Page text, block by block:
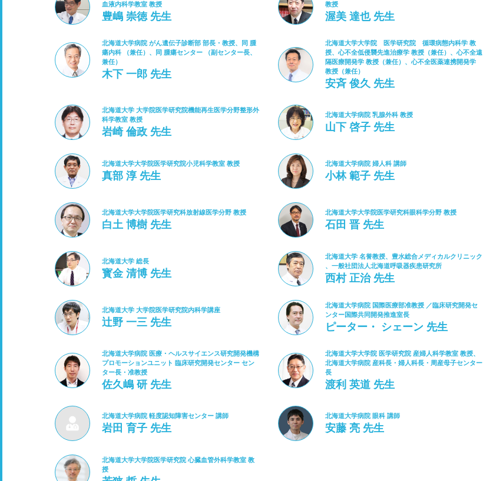
血液内科学教室 教授
豊嶋 崇徳 先生
教授
渥美 達也 先生
北海道大学病院 がん遺伝子診断部 部長・教授、同 腫
瘍内科 （兼任）、同 腫瘍センター （副センター長、
兼任）
木下 一郎 先生
北海道大学大学院 医学研究院 循環病態内科学 教
授、心不全低侵襲先進治療学 教授（兼任）、心不全遠
隔医療開発学 教授（兼任）、心不全医薬連携開発学
教授（兼任）
安斉 俊久 先生
北海道大学 大学院医学研究院機能再生医学分野整形外
科学教室 教授
岩崎 倫政 先生
北海道大学病院 乳腺外科 教授
山下 啓子 先生
北海道大学大学院医学研究院小児科学教室 教授
真部 淳 先生
北海道大学病院 婦人科 講師
小林 範子 先生
北海道大学大学院医学研究科放射線医学分野 教授
白土 博樹 先生
北海道大学大学院医学研究科眼科学分野 教授
石田 晋 先生
北海道大学 総長
寳金 清博 先生
北海道大学 名誉教授、豊水総合メディカルクリニック
、一般社団法人北海道呼吸器疾患研究所
西村 正治 先生
北海道大学 大学院医学研究院内科学講座
辻野 一三 先生
北海道大学病院 国際医療部准教授 ／臨床研究開発セ
ンター国際共同開発推進室長
ピーター・ シェーン 先生
北海道大学病院 医療・ヘルスサイエンス研究開発機構
プロモーションユニット 臨床研究開発センター セン
ター長・准教授
佐久嶋 研 先生
北海道⼤学⼤学院 医学研究院 産婦⼈科学教室 教授、
北海道⼤学病院 産科⻑・婦⼈科⻑・周産⺟⼦センター
⻑
渡利 英道 先生
北海道大学病院 軽度認知障害センター 講師
岩田 育子 先生
北海道大学病院 眼科 講師
安藤 亮 先生
北海道大学大学院医学研究院 心臓血管外科学教室 教
授